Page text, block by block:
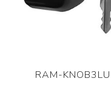
RAM-KNOB3LU